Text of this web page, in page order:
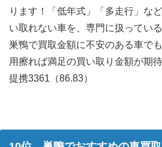
ります！「低年式」「多走行」な
い取れない車を、専門に扱ってい
巣鴨で買取金額に不安のある車で
用擦れば満足の買い取り金額が期
提携3361（86.83）